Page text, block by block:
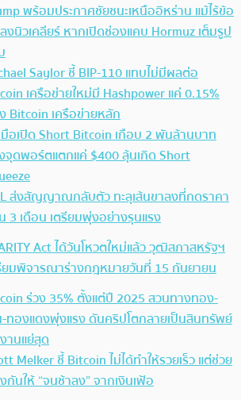
พร้อมประกาศชัยชนะเหนืออิหร่าน แม้ไร้ข้อ
งนิวเคลียร์ หากเปิดช่องแคบ Hormuz เต็มรูป
Saylor ชี้ BIP-110 แทบไม่มีผลต่อ
เครือข่ายใหม่มี Hashpower แค่ 0.15%
Bitcoin เครือข่ายหลัก
มือเปิด Short Bitcoin เกือบ 2 พันล้านบาท
จุดพอร์ตแตกแค่ $400 ลุ้นเกิด Short
ส่งสัญญาณกลับตัว ทะลุเส้นขาลงที่กดราคา
3 เดือน เตรียมพุ่งอย่างรุนแรง
Act ได้วันโหวตใหม่แล้ว วุฒิสภาสหรัฐฯ
ยมพิจารณาร่างกฎหมายวันที่ 15 กันยายน
ร่วง 35% ตั้งแต่ปี 2025 สวนทางทอง-
-ทองแดงพุ่งแรง ดันคริปโตกลายเป็นสินทรัพย์
านแย่สุด
Melker ชี้ Bitcoin ไม่ได้ทำให้รวยเร็ว แต่ช่วย
กันให้ “จนช้าลง” จากเงินเฟ้อ